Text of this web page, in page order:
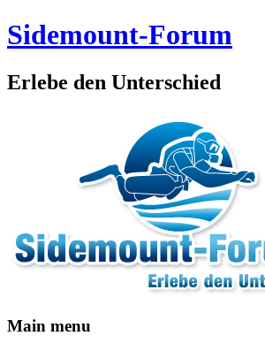
Sidemount-Forum
Erlebe den Unterschied
Main menu